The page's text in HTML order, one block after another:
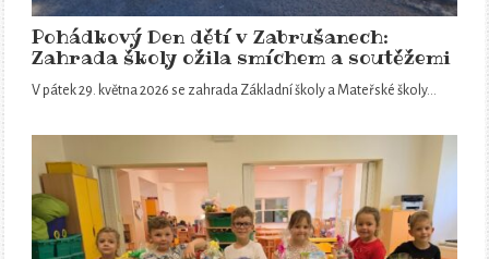
Pohádkový Den dětí v Zabrušanech:
Zahrada školy ožila smíchem a soutěžemi
V pátek 29. května 2026 se zahrada Základní školy a Mateřské školy…